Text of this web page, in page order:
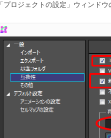
「プロジェクトの設定」ウィンド